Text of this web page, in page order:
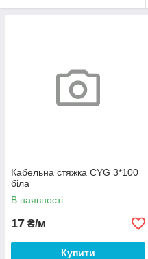
Кабельна стяжка CYG 3*100
біла
В наявності
17 ₴/м
Купити